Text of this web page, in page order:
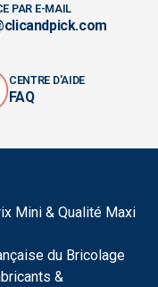
PAR E-MAIL
CENTRE D'AIDE
FAQ
Mini & Qualité Maxi
du Bricolage
&